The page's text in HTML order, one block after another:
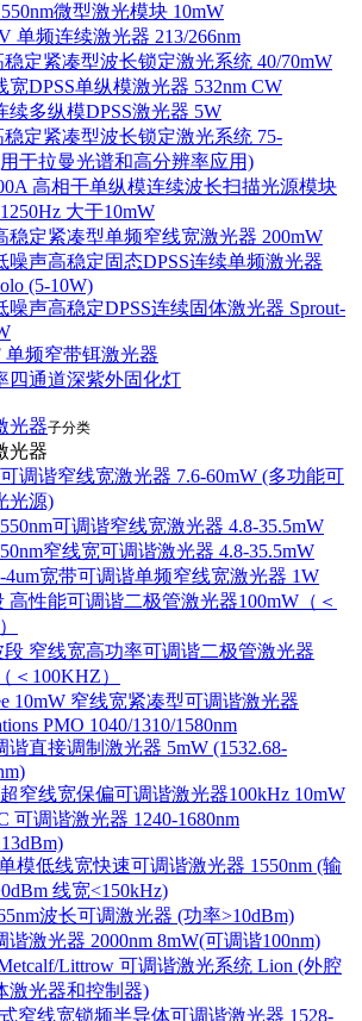
微型激光模块 10mW
单频连续激光器 213/266nm
稳定紧凑型波长锁定激光系统 40/70mW
宽DPSS单纵模激光器 532nm CW
续多纵模DPSS激光器 5W
稳定紧凑型波长锁定激光系统 75-
用于拉曼光谱和高分辨率应用)
高相干单纵模连续波长扫描光源模块
大于10mW
稳定紧凑型单频窄线宽激光器 200mW
噪声高稳定固态DPSS连续单频激光器
(5-10W)
噪声高稳定DPSS连续固体激光器 Sprout-
单频窄带铒激光器
四通道深紫外固化灯
光器子分类
光器
可调谐窄线宽激光器 7.6-60mW (多功能可
光源)
可调谐窄线宽激光器 4.8-35.5mW
窄线宽可调谐激光器 4.8-35.5mW
4um宽带可调谐单频窄线宽激光器 1W
高性能可调谐二极管激光器100mW（＜
段 窄线宽高功率可调谐二极管激光器
＜100KHZ）
10mW 窄线宽紧凑型可调谐激光器
PMO 1040/1310/1580nm
谐直接调制激光器 5mW (1532.68-
超窄线宽保偏可调谐激光器100kHz 10mW
可调谐激光器 1240-1680nm
模低线宽快速可调谐激光器 1550nm (输
线宽<150kHz)
波长可调激光器 (功率>10dBm)
谐激光器 2000nm 8mW(可调谐100nm)
Littrow 可调谐激光系统 Lion (外腔
激光器和控制器)
窄线宽锁频半导体可调谐激光器 1528-